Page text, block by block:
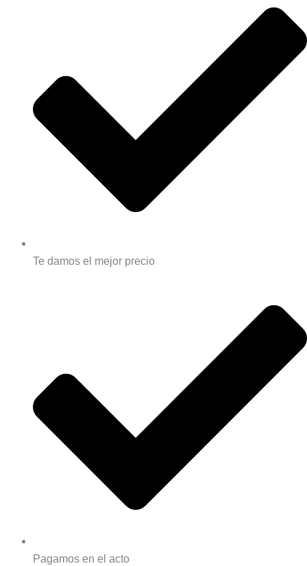
Te damos el mejor precio
Pagamos en el acto